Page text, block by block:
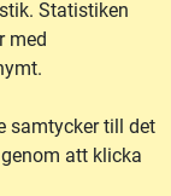
Statistiken
med
samtycker till det
att klicka